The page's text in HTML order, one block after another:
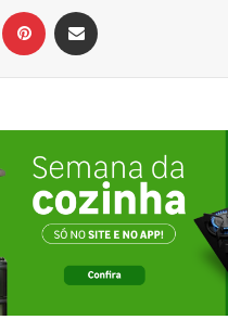
Linkedin Pinterest